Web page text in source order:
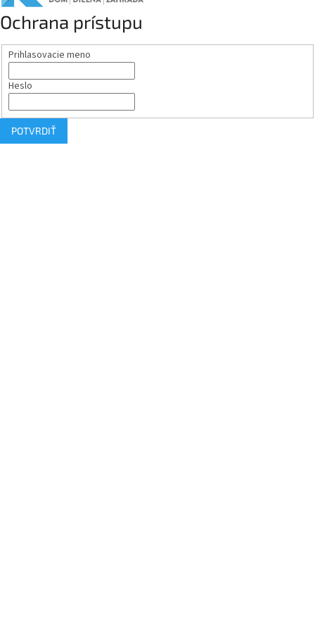
Ochrana prístupu
Prihlasovacie meno
Heslo
POTVRDIŤ